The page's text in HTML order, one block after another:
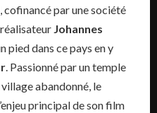
, cofinancé par une société
Johannes
pied dans ce pays en y
. Passionné par un temple
abandonné, le
principal de son film